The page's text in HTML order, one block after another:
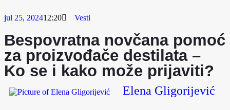
jul 25, 202412:20 Vesti
Bespovratna novčana pomoć
za proizvođače destilata –
Ko se i kako može prijaviti?
Elena Gligorijević